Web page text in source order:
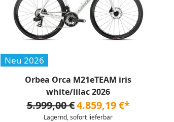
Neu 2026
Orbea Orca M21eTEAM iris
white/lilac 2026
5.999,00 €4.859,19 €*
Lagernd, sofort lieferbar